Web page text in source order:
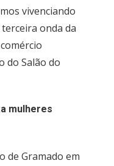
vivenciando
onda da
do Salão do
mulheres
de Gramado em